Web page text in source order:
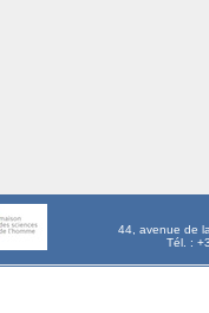
44, avenue de
Tél. :